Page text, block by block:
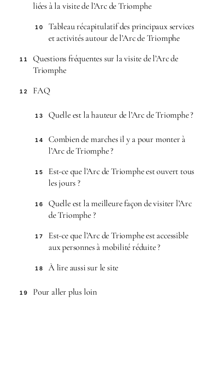
liées à la visite de l’Arc de Triomphe
10
Tableau récapitulatif des principaux services
et activités autour de l’Arc de Triomphe
11
Questions fréquentes sur la visite de l’Arc de
Triomphe
12 FAQ
13 Quelle est la hauteur de l’Arc de Triomphe ?
14
Combien de marches il y a pour monter à
l’Arc de Triomphe ?
15
Est-ce que l’Arc de Triomphe est ouvert tous
les jours ?
16
Quelle est la meilleure façon de visiter l’Arc
de Triomphe ?
17
Est-ce que l’Arc de Triomphe est accessible
aux personnes à mobilité réduite ?
18 À lire aussi sur le site
19 Pour aller plus loin